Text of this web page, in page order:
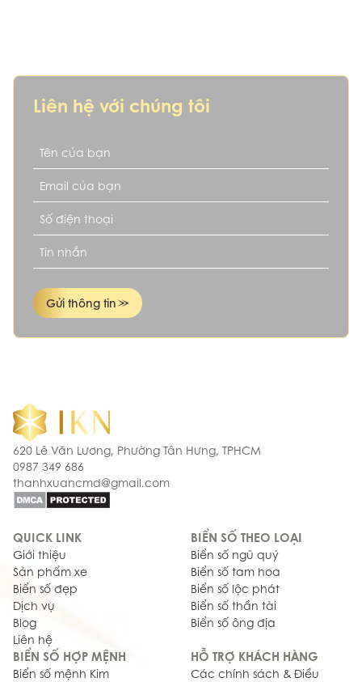
Liên hệ với chúng tôi
Gửi thông tin
620 Lê Văn Lương, Phường Tân Hưng, TPHCM
0987 349 686
thanhxuancmd@gmail.com
QUICK LINK
Giới thiệu
Sản phẩm xe
Biển số đẹp
Dịch vụ
Blog
Liên hệ
BIỂN SỐ THEO LOẠI
Biển số ngũ quý
Biển số tam hoa
Biển số lộc phát
Biển số thần tài
Biển số ông địa
BIỂN SỐ HỢP MỆNH
Biển số mệnh Kim
HỖ TRỢ KHÁCH HÀNG
Các chính sách & Điều